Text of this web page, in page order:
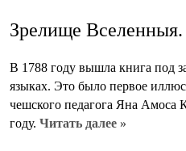
Зрелище Вселенныя.
В 1788 году вышла книга под
языках. Это было первое
чешского педагога Яна Амоса
году. Читать далее »